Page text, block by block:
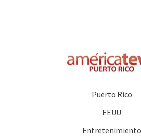
Puerto Rico
EEUU
Entretenimiento